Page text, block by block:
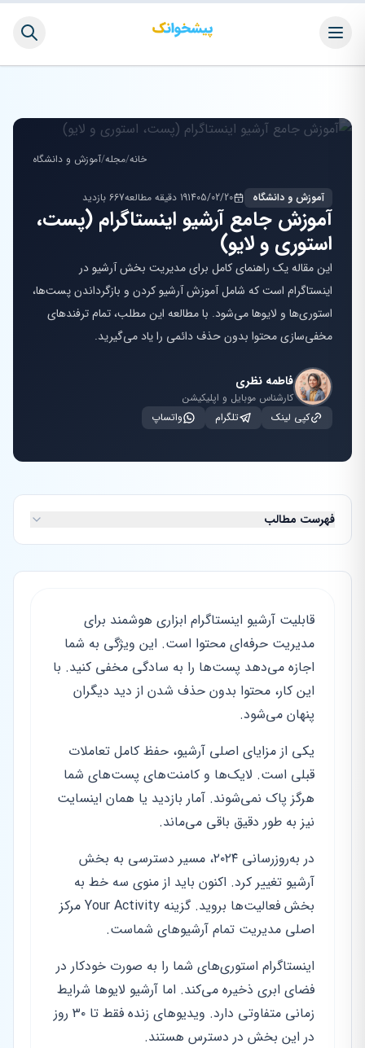
خانه/مجله/آموزش و دانشگاه
آموزش و دانشگاه 1405/02/2019 دقیقه مطالعه 667 بازدید
آموزش جامع آرشیو اینستاگرام (پست،
استوری و لایو)
این مقاله یک راهنمای کامل برای مدیریت بخش آرشیو در
اینستاگرام است که شامل آموزش آرشیو کردن و بازگرداندن پست‌ها،
استوری‌ها و لایوها می‌شود. با مطالعه این مطلب، تمام ترفندهای
مخفی‌سازی محتوا بدون حذف دائمی را یاد می‌گیرید.
فاطمه نظری
کارشناس موبایل و اپلیکیشن
کپی لینک
تلگرام واتساپ
فهرست مطالب
قابلیت آرشیو اینستاگرام ابزاری هوشمند برای
مدیریت حرفه‌ای محتوا است. این ویژگی به شما
اجازه می‌دهد پست‌ها را به سادگی مخفی کنید. با
این کار، محتوا بدون حذف شدن از دید دیگران
پنهان می‌شود.
یکی از مزایای اصلی آرشیو، حفظ کامل تعاملات
قبلی است. لایک‌ها و کامنت‌های پست‌های شما
هرگز پاک نمی‌شوند. آمار بازدید یا همان اینسایت
نیز به طور دقیق باقی می‌ماند.
در به‌روزرسانی ۲۰۲۴، مسیر دسترسی به بخش
آرشیو تغییر کرد. اکنون باید از منوی سه خط به
بخش فعالیت‌ها بروید. گزینه Your Activity مرکز
اصلی مدیریت تمام آرشیوهای شماست.
اینستاگرام استوری‌های شما را به صورت خودکار در
فضای ابری ذخیره می‌کند. اما آرشیو لایوها شرایط
زمانی متفاوتی دارد. ویدیوهای زنده فقط تا ۳۰ روز
در این بخش در دسترس هستند.